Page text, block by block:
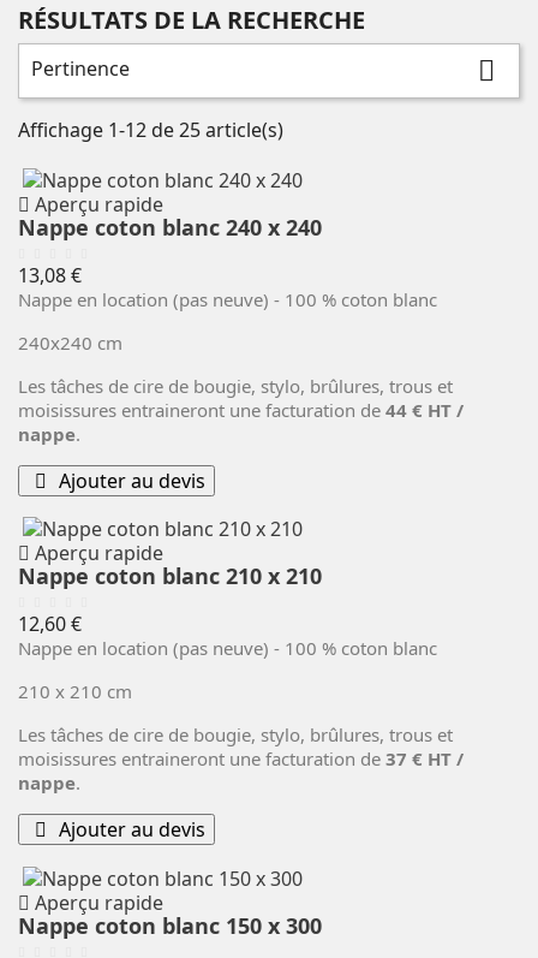
RÉSULTATS DE LA RECHERCHE
Pertinence 
Affichage 1-12 de 25 article(s)
Aperçu rapide
Nappe coton blanc 240 x 240
Prix
13,08 €
Nappe en location (pas neuve) - 100 % coton blanc
240x240 cm
Les tâches de cire de bougie, stylo, brûlures, trous et
moisissures entraineront une facturation de 44 € HT /
nappe.
Ajouter au devis
Aperçu rapide
Nappe coton blanc 210 x 210
Prix
12,60 €
Nappe en location (pas neuve) - 100 % coton blanc
210 x 210 cm
Les tâches de cire de bougie, stylo, brûlures, trous et
moisissures entraineront une facturation de 37 € HT /
nappe.
Ajouter au devis
Aperçu rapide
Nappe coton blanc 150 x 300